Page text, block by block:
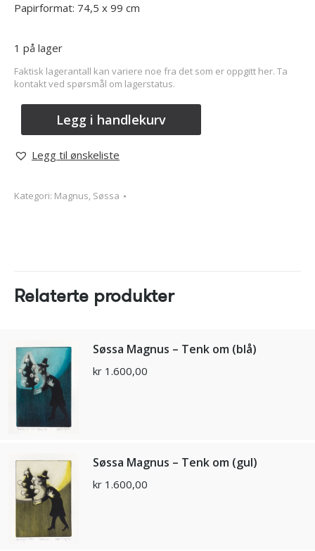
Papirformat: 74,5 x 99 cm
1 på lager
Faktisk lagerantall kan variere noe fra det som er oppgitt her. Ta
kontakt ved spørsmål om lagerstatus.
Legg i handlekurv
Legg til ønskeliste
Kategori: Magnus, Søssa
Relaterte produkter
Søssa Magnus – Tenk om (blå)
kr 1.600,00
Søssa Magnus – Tenk om (gul)
kr 1.600,00